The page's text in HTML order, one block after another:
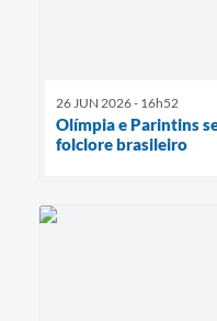
26 JUN 2026 - 16h52
Olímpia e Parintins
folclore brasileiro